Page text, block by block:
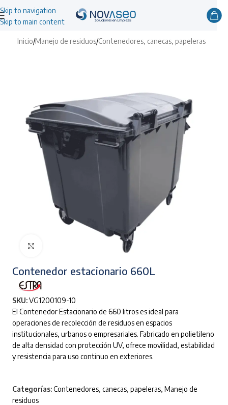
Skip to navigation
Skip to main content
Inicio/Manejo de residuos/Contenedores, canecas, papeleras
Contenedor estacionario 660L
SKU:VG1200109-10
El Contenedor Estacionario de 660 litros es ideal para
operaciones de recolección de residuos en espacios
institucionales, urbanos o empresariales. Fabricado en polietileno
de alta densidad con protección UV, ofrece movilidad, estabilidad
y resistencia para uso continuo en exteriores.
Categorías:Contenedores, canecas, papeleras, Manejo de
residuos